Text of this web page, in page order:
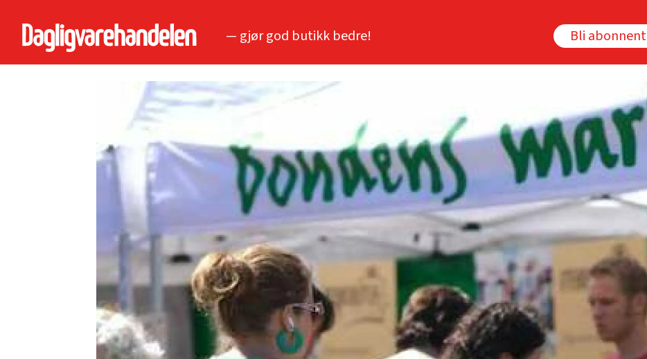
— gjør god butikk bedre! Bli abonnent